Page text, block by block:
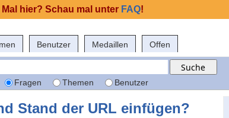
Benutzer Medaillen Offen
Fragen Themen Benutzer
Stand der URL einfügen?
hier? Schau mal unter FAQ!